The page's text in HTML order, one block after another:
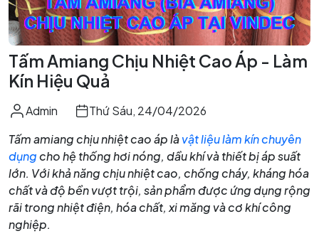
Tấm Amiang Chịu Nhiệt Cao Áp - Làm
Kín Hiệu Quả
Admin
Thứ Sáu, 24/04/2026
Tấm amiang chịu nhiệt cao áp làvật liệu làm kín chuyên
dụngcho hệ thống hơi nóng, dầu khí và thiết bị áp suất
lớn. Với khả năng chịu nhiệt cao, chống cháy, kháng hóa
chất và độ bền vượt trội, sản phẩm được ứng dụng rộng
rãi trong nhiệt điện, hóa chất, xi măng và cơ khí công
nghiệp.